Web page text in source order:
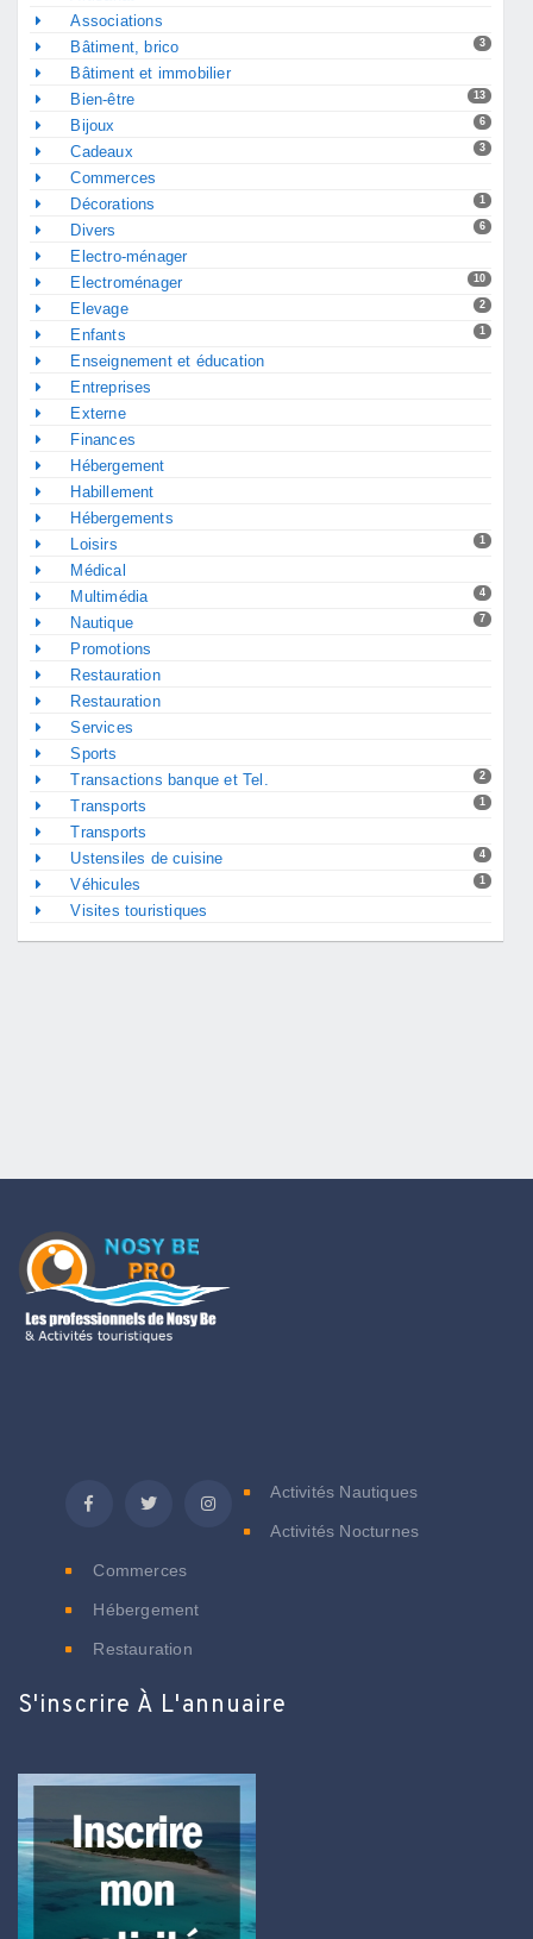
Associations
3
Bâtiment, brico
Bâtiment et immobilier
13
Bien-être
6
Bijoux
3
Cadeaux
Commerces
1
Décorations
6
Divers
Electro-ménager
10
Electroménager
2
Elevage
1
Enfants
Enseignement et éducation
Entreprises
Externe
Finances
Hébergement
Habillement
Hébergements
1
Loisirs
Médical
4
Multimédia
7
Nautique
Promotions
Restauration
Restauration
Services
Sports
2
Transactions banque et Tel.
1
Transports
Transports
4
Ustensiles de cuisine
1
Véhicules
Visites touristiques
Activités Nautiques
Activités Nocturnes
Commerces
Hébergement
Restauration
S'inscrire À L'annuaire